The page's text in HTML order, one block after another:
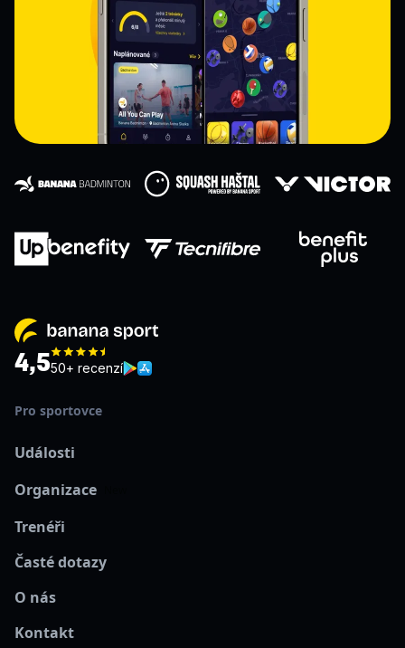
4,550+ recenzí
Pro sportovce
Události
Organizace
Trenéři
Časté dotazy
O nás
Kontakt